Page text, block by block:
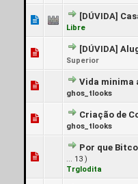
[DÚVIDA]
Libre
0 Voto(s) - 0 de 5
123
[DÚVIDA]
Superior
0 Voto(s) - 0 de 5
12 3
Vida minima
ghos_tlooks
0 Voto(s) - 0 de 5
1 23
Criação de
ghos_tlooks
0 Voto(s) - 0 de 5
123
Por que
... 13 )
Trglodita
1 Voto(s) -